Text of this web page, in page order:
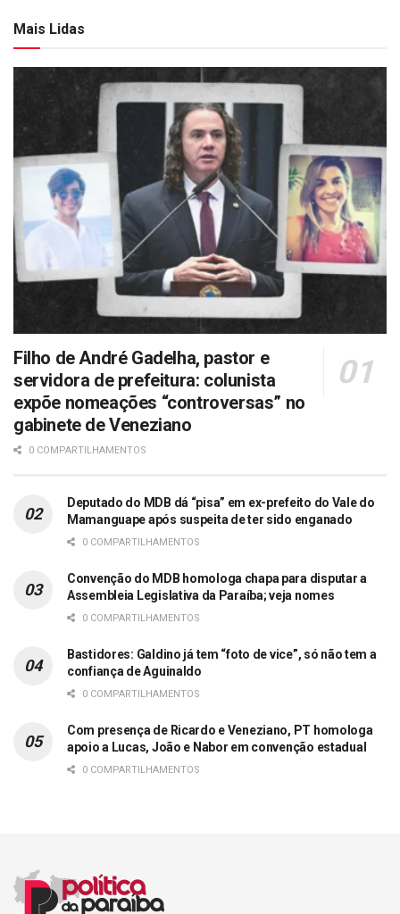
Mais Lidas
Filho de André Gadelha, pastor e
servidora de prefeitura: colunista
expõe nomeações “controversas” no
gabinete de Veneziano
0 COMPARTILHAMENTOS
Deputado do MDB dá “pisa” em ex-prefeito do Vale do
Mamanguape após suspeita de ter sido enganado
0 COMPARTILHAMENTOS
Convenção do MDB homologa chapa para disputar a
Assembleia Legislativa da Paraíba; veja nomes
0 COMPARTILHAMENTOS
Bastidores: Galdino já tem “foto de vice”, só não tem a
confiança de Aguinaldo
0 COMPARTILHAMENTOS
Com presença de Ricardo e Veneziano, PT homologa
apoio a Lucas, João e Nabor em convenção estadual
0 COMPARTILHAMENTOS